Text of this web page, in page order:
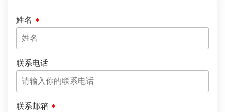
姓名
联系电话
联系邮箱